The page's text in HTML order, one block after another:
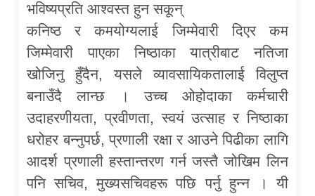
भविष्यप्रति आश्वस्त हुन सकून्
कनिष्ठ र कमयोग्यलाई जिम्मेवारी दिएर कम
जिम्मेवारी पाएका निष्ठाका यात्रीबाट नतिजा
खोजिनु हुँदैन, यसले व्यावसायिकतालाई विलुप्त
बनाउँदै लान्छ । उच्च ओहोदाका कर्मचारी
उदाहरणीयता, प्रवीणता, स्वयं उत्साह र निष्ठाका
धरोहर बन्नुपर्छ, प्रणाली रक्षा र आउने पिढीका लागि
आदर्श प्रणाली हस्तान्तरण गर्न जस्तै जोखिम लिन
पनि सचिव, मुख्यसचिवहरू पछि पर्नु हुन्न । यी